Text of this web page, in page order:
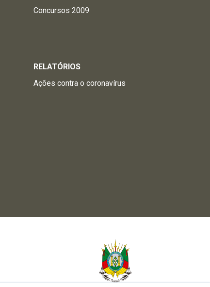
Concursos 2009
RELATÓRIOS
Ações contra o coronavírus